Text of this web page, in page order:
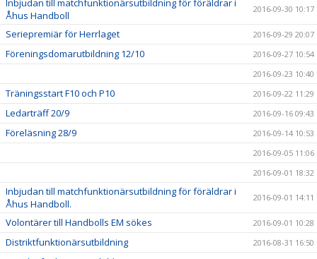
Inbjudan till matchfunktionärsutbildning för föräldrar i
Åhus Handboll
2016-09-30 10:17
Seriepremiär för Herrlaget 2016-09-29 20:07
Föreningsdomarutbildning 12/10
2016-09-27 10:54
2016-09-23 10:40
Träningsstart F10 och P10 2016-09-22 11:29
Ledarträff 20/9 2016-09-16 09:43
Föreläsning 28/9
2016-09-14 10:53
2016-09-05 11:06
2016-09-01 18:32
Inbjudan till matchfunktionärsutbildning för föräldrar i
Åhus Handboll.
2016-09-01 14:11
Volontärer till Handbolls EM sökes 2016-09-01 10:28
Distriktfunktionärsutbildning 2016-08-31 16:50